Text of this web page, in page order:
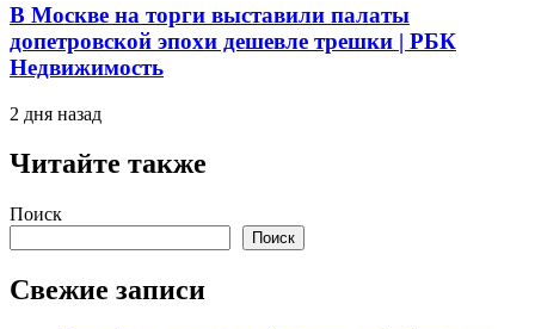
В Москве на торги выставили палаты
допетровской эпохи дешевле трешки | РБК
Недвижимость
2 дня назад
Читайте также
Поиск
Поиск
Свежие записи